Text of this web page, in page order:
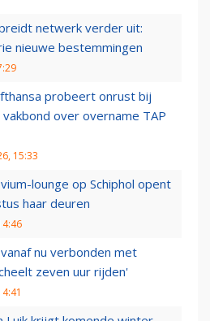
netwerk verder uit:
nieuwe bestemmingen
probeert onrust bij
over overname TAP
15:33
lounge op Schiphol opent
haar deuren
nu verbonden met
zeven uur rijden'